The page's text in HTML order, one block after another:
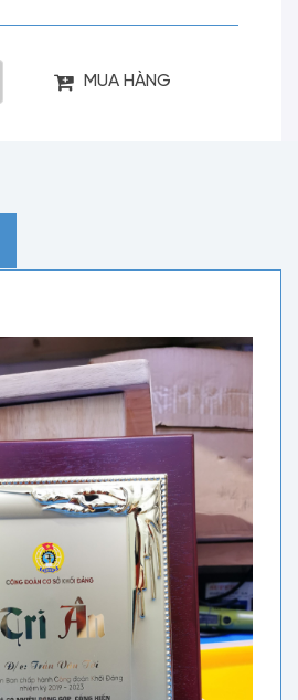
MUA HÀNG